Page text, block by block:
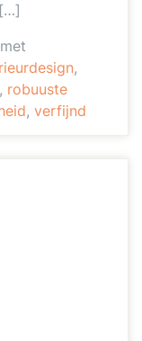
,
, robuuste
, verfijnd